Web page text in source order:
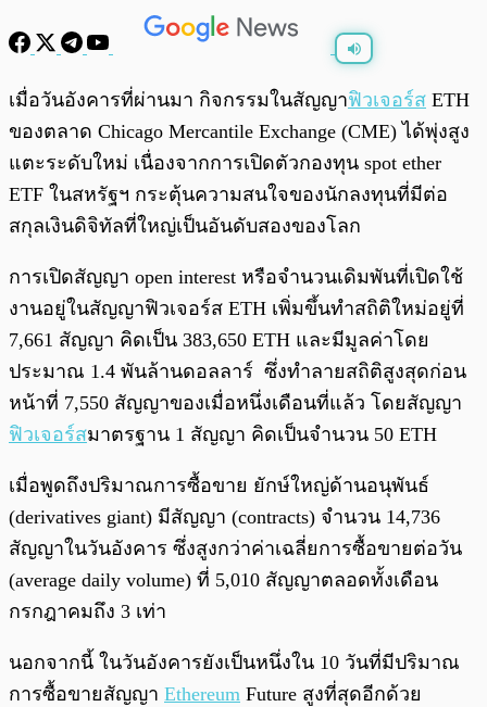
พร้อมเล่น /0:00
เมื่อวันอังคารที่ผ่านมา กิจกรรมในสัญญาฟิวเจอร์ส ETH
ของตลาด Chicago Mercantile Exchange (CME) ได้พุ่งสูง
แตะระดับใหม่ เนื่องจากการเปิดตัวกองทุน spot ether
ETF ในสหรัฐฯ กระตุ้นความสนใจของนักลงทุนที่มีต่อ
สกุลเงินดิจิทัลที่ใหญ่เป็นอันดับสองของโลก
การเปิดสัญญา open interest หรือจำนวนเดิมพันที่เปิดใช้
งานอยู่ในสัญญาฟิวเจอร์ส ETH เพิ่มขึ้นทำสถิติใหม่อยู่ที่
7,661 สัญญา คิดเป็น 383,650 ETH และมีมูลค่าโดย
ประมาณ 1.4 พันล้านดอลลาร์ ซึ่งทำลายสถิติสูงสุดก่อน
หน้าที่ 7,550 สัญญาของเมื่อหนึ่งเดือนที่แล้ว โดยสัญญา
ฟิวเจอร์สมาตรฐาน 1 สัญญา คิดเป็นจำนวน 50 ETH
เมื่อพูดถึงปริมาณการซื้อขาย ยักษ์ใหญ่ด้านอนุพันธ์
(derivatives giant) มีสัญญา (contracts) จำนวน 14,736
สัญญาในวันอังคาร ซึ่งสูงกว่าค่าเฉลี่ยการซื้อขายต่อวัน
(average daily volume) ที่ 5,010 สัญญาตลอดทั้งเดือน
กรกฎาคมถึง 3 เท่า
นอกจากนี้ ในวันอังคารยังเป็นหนึ่งใน 10 วันที่มีปริมาณ
การซื้อขายสัญญา Ethereum Future สูงที่สุดอีกด้วย